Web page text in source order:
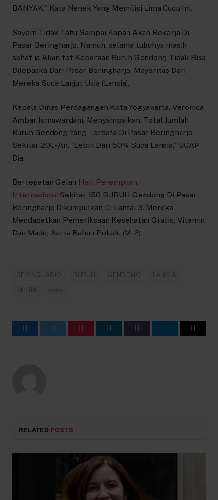
BANYAK,” Kata Nenek Yang Memilisi Lima Cucu Ini.
Sayem Tidak Tahu Sampai Kapan Akan Bekerja Di
Pasar Beringharjo. Namun, selama tubuhya masih
sehat ia Akan tet Keberaan Buruh Gendong Tidak Bisa
Dilepaska Dari Pasar Beringharjo. Mayoritas Dari
Mereka Suda Lanjut Usia (Lansia).
Kepala Dinas Perdagangan Kota Yogyakarta, Veronica
Ambar Ismuwardani, Menyampaikan, Total Jumlah
Buruh Gendong Yang Terdata Di Pasar Beringharjo
Sekitar 200-An. “Lebih Dari 50% Suda Lansia,” UCAP
Dia.
Bertepatan Gelan Hari Perempuan
InternasionalSekitar 150 BURUH Gendong Di Pasar
Beringharjo Dikumpulkan Di Lantai 3. Mereka
Mendapatkan Pemeriksaan Kesehatan Gratis, Vitamin
Dan Madu, Serta Bahan Pokok. (M-2)
BERINGHARJO BURUH GENDONG LANSIA
MINIM pasar
FacebookTwitter PinterestLinkedInTumblr TelegramEmail
RELATED POSTS